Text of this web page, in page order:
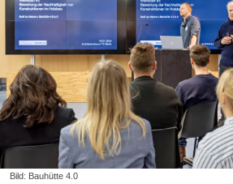
Bild: Bauhütte 4.0